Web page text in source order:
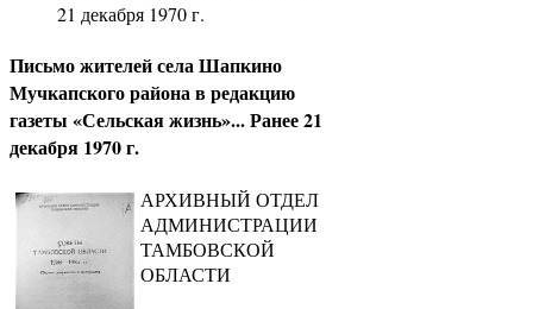
21 декабря 1970 г.
Письмо жителей села Шапкино
Мучкапского района в редакцию
газеты «Сельская жизнь»... Ранее 21
декабря 1970 г.
АРХИВНЫЙ ОТДЕЛ
АДМИНИСТРАЦИИ
ТАМБОВСКОЙ
ОБЛАСТИ